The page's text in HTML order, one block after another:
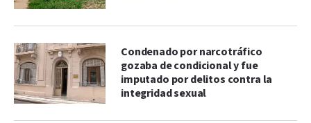
Condenado por narcotráfico
gozaba de condicional y fue
imputado por delitos contra la
integridad sexual